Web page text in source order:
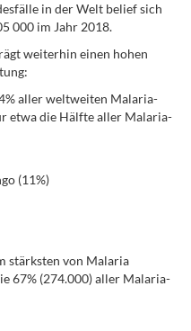
in der Welt belief sich
000 im Jahr 2018.
weiterhin einen hohen
aller weltweiten Malaria-
etwa die Hälfte aller Malaria-
(11%)
stärksten von Malaria
67% (274.000) aller Malaria-